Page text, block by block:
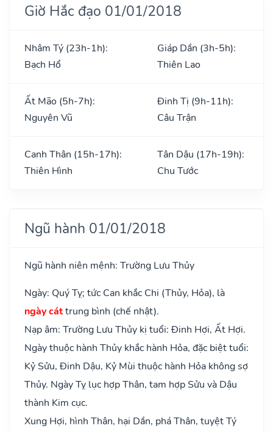
Giờ Hắc đạo 01/01/2018
Nhâm Tý (23h-1h):
Bạch Hổ
Giáp Dần (3h-5h):
Thiên Lao
Ất Mão (5h-7h):
Nguyên Vũ
Đinh Tị (9h-11h):
Câu Trận
Canh Thân (15h-17h):
Thiên Hình
Tân Dậu (17h-19h):
Chu Tước
Ngũ hành 01/01/2018
Ngũ hành niên mệnh: Trường Lưu Thủy
Ngày: Quý Tỵ; tức Can khắc Chi (Thủy, Hỏa), là
ngày cáttrung bình (chế nhật).
Nạp âm: Trường Lưu Thủy kị tuổi: Đinh Hợi, Ất Hợi.
Ngày thuộc hành Thủy khắc hành Hỏa, đặc biệt tuổi:
Kỷ Sửu, Đinh Dậu, Kỷ Mùi thuộc hành Hỏa không sợ
Thủy. Ngày Tỵ lục hợp Thân, tam hợp Sửu và Dậu
thành Kim cục.
Xung Hợi, hình Thân, hại Dần, phá Thân, tuyệt Tý